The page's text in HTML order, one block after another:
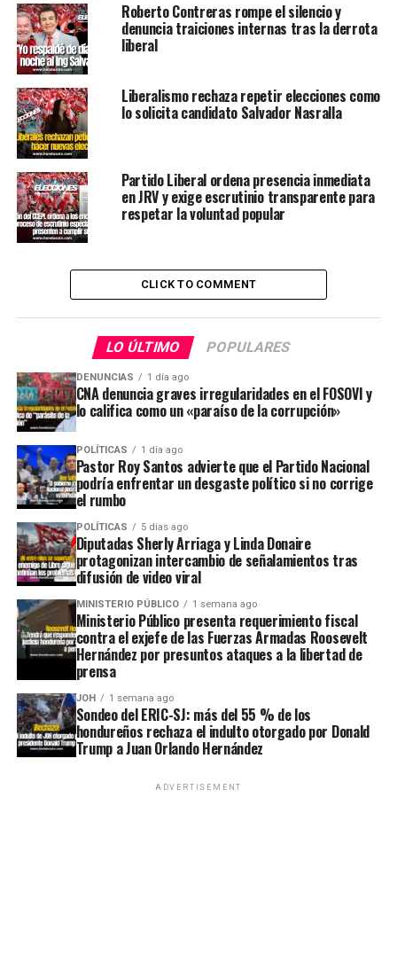
Roberto Contreras rompe el silencio y
denuncia traiciones internas tras la derrota
liberal
Liberalismo rechaza repetir elecciones como
lo solicita candidato Salvador Nasralla
Partido Liberal ordena presencia inmediata
en JRV y exige escrutinio transparente para
respetar la voluntad popular
CLICK TO COMMENT
LO ÚLTIMO POPULARES
DENUNCIAS 1 día ago
CNA denuncia graves irregularidades en el FOSOVI y
lo califica como un «paraíso de la corrupción»
POLÍTICAS 1 día ago
Pastor Roy Santos advierte que el Partido Nacional
podría enfrentar un desgaste político si no corrige
el rumbo
POLÍTICAS 5 días ago
Diputadas Sherly Arriaga y Linda Donaire
protagonizan intercambio de señalamientos tras
difusión de video viral
MINISTERIO PÚBLICO 1 semana ago
Ministerio Público presenta requerimiento fiscal
contra el exjefe de las Fuerzas Armadas Roosevelt
Hernández por presuntos ataques a la libertad de
prensa
JOH 1 semana ago
Sondeo del ERIC-SJ: más del 55 % de los
hondureños rechaza el indulto otorgado por Donald
Trump a Juan Orlando Hernández
ADVERTISEMENT